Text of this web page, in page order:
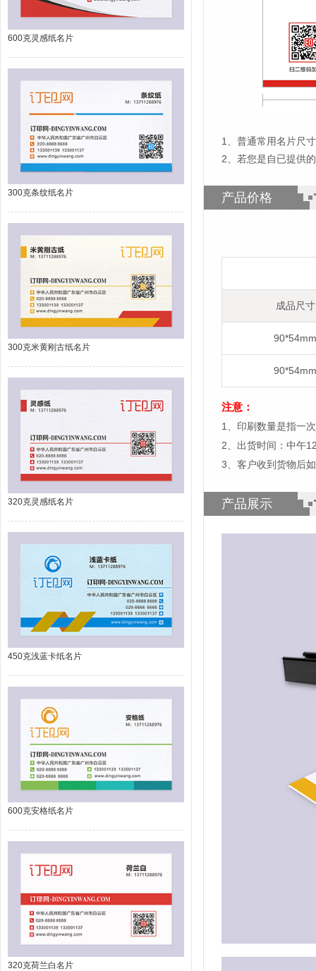
600克灵感纸名片
300克条纹纸名片
300克米黄刚古纸名片
320克灵感纸名片
450克浅蓝卡纸名片
600克安格纸名片
320克荷兰白名片
1
普通常用名片尺
2、若您是自已提供
产品价格
成品尺寸
90*54mm
90*54mm
注意：
1、印刷数量是指一
2、出货时间：中午
3、客户收到货物后
产品展示